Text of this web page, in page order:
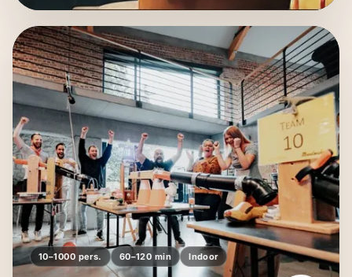
10–1000 pers. 60–120 min Indoor